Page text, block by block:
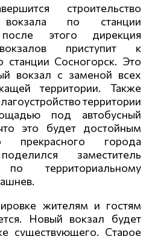
строительство
вокзала по станции
этого дирекция
приступит к
станции Сосногорск. Это
вокзал с заменой всех
территории. Также
территории
под автобусный
это будет достойным
прекрасного города
заместитель
территориальному
жителям и гостям
Новый вокзал будет
существующего. Старое